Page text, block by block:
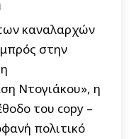
καναλαρχών
στην
Ντογιάκου», η
του copy –
πολιτικό